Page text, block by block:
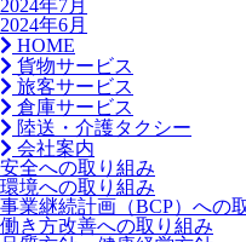
2024年7月
2024年6月
HOME
貨物サービス
旅客サービス
倉庫サービス
陸送・介護タクシー
会社案内
安全への取り組み
環境への取り組み
事業継続計画（BCP）への
働き方改善への取り組み